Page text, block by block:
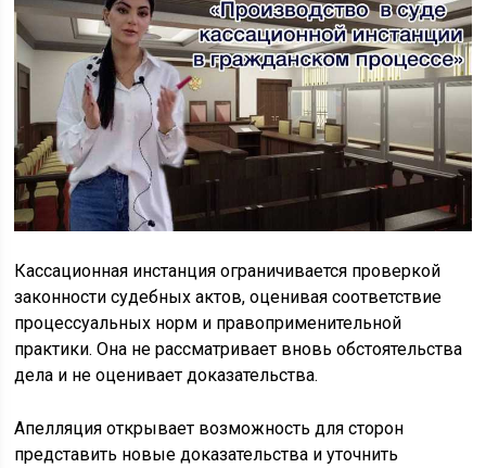
Кассационная инстанция ограничивается проверкой
законности судебных актов, оценивая соответствие
процессуальных норм и правоприменительной
практики. Она не рассматривает вновь обстоятельства
дела и не оценивает доказательства.
Апелляция открывает возможность для сторон
представить новые доказательства и уточнить